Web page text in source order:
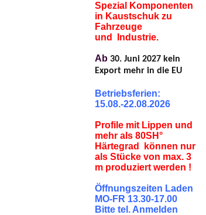
Spezial Komponenten
in Kaustschuk zu
Fahrzeuge
und Industrie.
Ab 30. Juni 2027 kein
Export mehr in die EU
Betriebsferien:
15.08.-22.08.2026
Profile mit Lippen und
mehr als 80SH°
Härtegrad können nur
als Stücke von max. 3
m produziert werden !
Öffnungszeiten Laden
MO-FR 13.30-17.00
Bitte tel. Anmelden